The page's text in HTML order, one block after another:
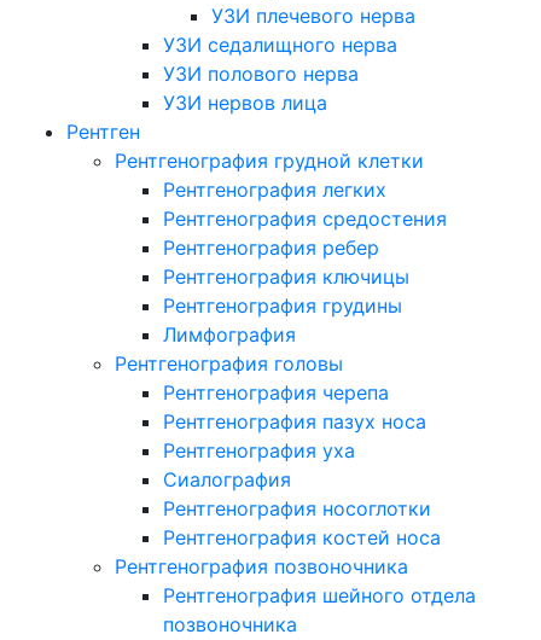
УЗИ плечевого нерва
УЗИ седалищного нерва
УЗИ полового нерва
УЗИ нервов лица
Рентген
Рентгенография грудной клетки
Рентгенография легких
Рентгенография средостения
Рентгенография ребер
Рентгенография ключицы
Рентгенография грудины
Лимфография
Рентгенография головы
Рентгенография черепа
Рентгенография пазух носа
Рентгенография уха
Сиалография
Рентгенография носоглотки
Рентгенография костей носа
Рентгенография позвоночника
Рентгенография шейного отдела
позвоночника